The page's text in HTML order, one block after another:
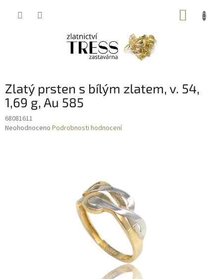
Zlatý prsten s bílým zlatem, v. 54,
1,69 g, Au 585
68081611
Průměrné
Neohodnoceno Podrobnosti hodnocení